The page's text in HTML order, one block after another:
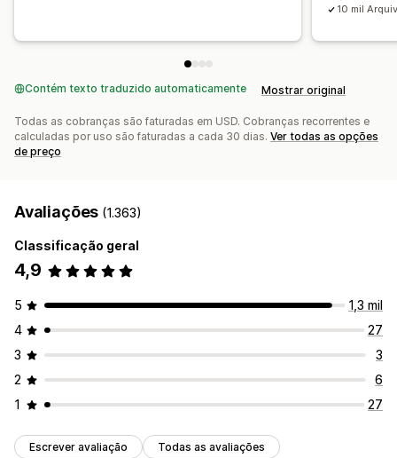
10 mil
Contém texto traduzido automaticamente Mostrar original
Todas as cobranças são faturadas em USD. Cobranças recorrentes e
calculadas por uso são faturadas a cada 30 dias. Ver todas as opções
de preço
Avaliações (1.363)
Classificação geral
4,9
5
1,3 mil
4
27
3
3
2
6
1
27
Escrever avaliação Todas as avaliações